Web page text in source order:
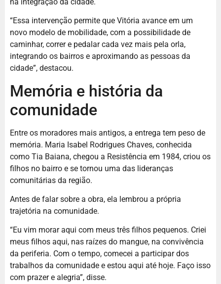
“Essa intervenção permite que Vitória avance em um
novo modelo de mobilidade, com a possibilidade de
caminhar, correr e pedalar cada vez mais pela orla,
integrando os bairros e aproximando as pessoas da
cidade”, destacou.
Memória e história da
comunidade
Entre os moradores mais antigos, a entrega tem peso de
memória. Maria Isabel Rodrigues Chaves, conhecida
como Tia Baiana, chegou a Resistência em 1984, criou os
filhos no bairro e se tornou uma das lideranças
comunitárias da região.
Antes de falar sobre a obra, ela lembrou a própria
trajetória na comunidade.
“Eu vim morar aqui com meus três filhos pequenos. Criei
meus filhos aqui, nas raízes do mangue, na convivência
da periferia. Com o tempo, comecei a participar dos
trabalhos da comunidade e estou aqui até hoje. Faço isso
com prazer e alegria”, disse.